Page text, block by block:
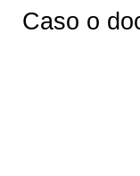
Caso o